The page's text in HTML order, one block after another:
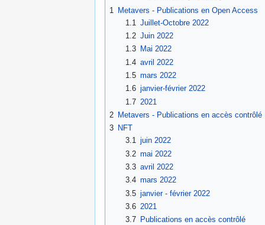
1
Metavers - Publications en Open Access
1.1 Juillet-Octobre 2022
1.2 Juin 2022
1.3
Mai 2022
1.4 avril 2022
1.5 mars 2022
1.6 janvier-février 2022
1.7 2021
2 Metavers - Publications en accès contrôlé
3 NFT
3.1 juin 2022
3.2 mai 2022
3.3 avril 2022
3.4 mars 2022
3.5 janvier - février 2022
3.6 2021
3.7
Publications en accès contrôlé